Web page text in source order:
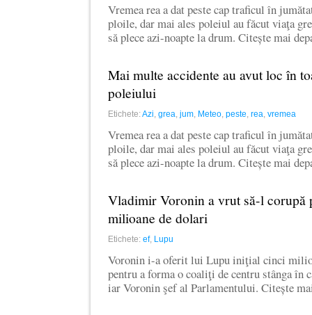
Vremea rea a dat peste cap traficul în
ploile, dar mai ales poleiul au făcut viaţa
să plece azi-noapte la drum. Citește mai
Mai multe accidente au avut loc în
poleiului
Etichete:Azi grea jum Meteo peste rea vremea
Vremea rea a dat peste cap traficul în
ploile, dar mai ales poleiul au făcut viaţa
să plece azi-noapte la drum. Citește mai
Vladimir Voronin a vrut să-l corupă
milioane de dolari
Etichete: ef, Lupu
Voronin i-a oferit lui Lupu iniţial cinci
pentru a forma o coaliţi de centru stânga în
iar Voronin şef al Parlamentului. Citește